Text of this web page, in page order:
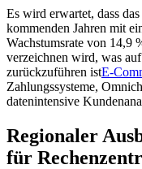
Es wird erwartet, dass
kommenden Jahren mit
Wachstumsrate von 14,9
verzeichnen wird, was
zurückzuführen istE-
Zahlungssysteme,
datenintensive
Regionaler
für